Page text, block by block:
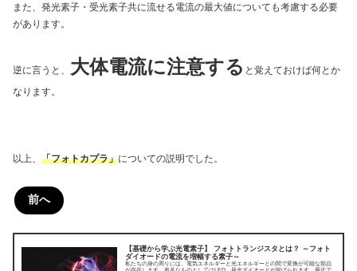
また、発光素子・受光素子共に流せる電流の最大値についても考慮する必要
があります。
逆に言うと、 大体電流に注意する と覚えておけば何とか
なります。
以上、 「フォトカプラ」についての説明でした。
前へ
【基礎から学ぶ光電素子】 フォトトランジスタとは？ ～フォト
ダイオードの電流を増幅する素子～
私たちの身の周りには、電気エネルギーと光エネルギーとの間で変換が可能な部品
が存在します。有名なものとしてはLED…発光ダイオードが挙げられます。最近で